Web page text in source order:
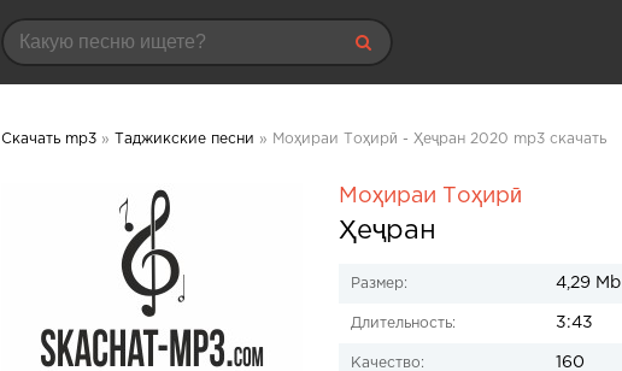
Скачать mp3 » Таджикские песни » Моҳираи Тоҳирӣ - Ҳеҷран 2020 mp3 скачать
Моҳираи Тоҳирӣ
Ҳеҷран
Размер: 4,29 Mb
Длительность: 3:43
Качество: 160